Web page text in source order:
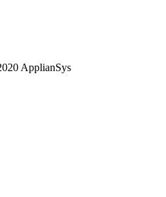
ApplianSys